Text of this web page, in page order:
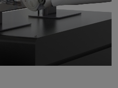
anonyme
das Nutzerverhalten.
helfen uns, das
auf unserer